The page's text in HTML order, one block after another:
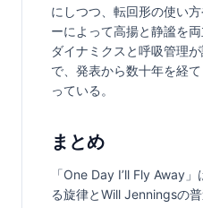
にしつつ、転回形の使い
ーによって高揚と静謐を
ダイナミクスと呼吸管理
で、発表から数十年を経
っている。
まとめ
「One Day I’ll Fly Away
る旋律とWill Jenningsの